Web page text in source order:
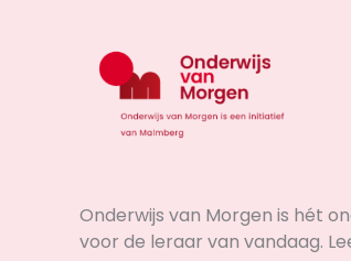
Onderwijs van Morgen is hét
voor de leraar van vandaag.